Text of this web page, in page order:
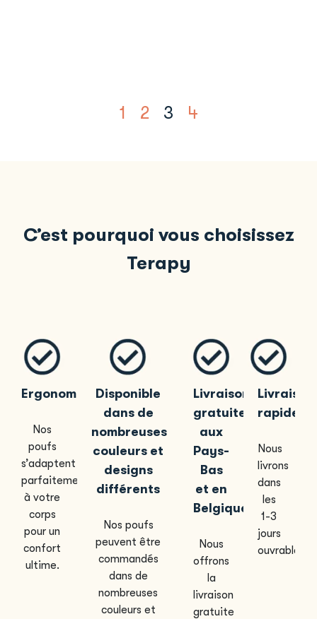
1 2 3 4
C’est pourquoi vous choisissez
Terapy
Ergonomique
Nos
poufs
s’adaptent
parfaitement
à votre
corps
pour un
confort
ultime.
Disponible
dans de
nombreuses
couleurs et
designs
différents
Nos poufs
peuvent être
commandés
dans de
nombreuses
couleurs et
Livraison
gratuite
aux
Pays-
Bas
et en
Belgique
Nous
offrons
la
livraison
gratuite
Livraison
rapide
Nous
livrons
dans
les
1-3
jours
ouvrables.